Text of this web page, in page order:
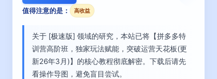
值得注意的是： 高收益
关于 [极速版] 领域的研究，本站已将【拼多多特
训营高阶班，独家玩法赋能，突破运营天花板(更
新26年3月)】的核心教程彻底解密。下载后请先
看操作导图，避免盲目尝试。